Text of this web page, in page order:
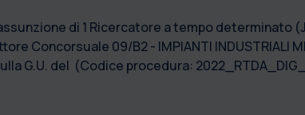
di 1 Ricercatore a tempo determinato
Concorsuale 09/B2 - IMPIANTI INDUSTRIALI
G.U. del (Codice procedura: